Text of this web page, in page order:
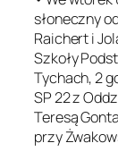
słoneczny
Raichert i
Szkoły
Tychach, 2
SP 22 z
Teresą
przy